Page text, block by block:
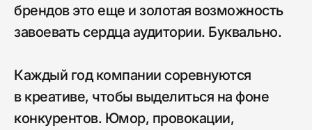
брендов это еще и золотая возможность
завоевать сердца аудитории. Буквально.
Каждый год компании соревнуются
в креативе, чтобы выделиться на фоне
конкурентов. Юмор, провокации,